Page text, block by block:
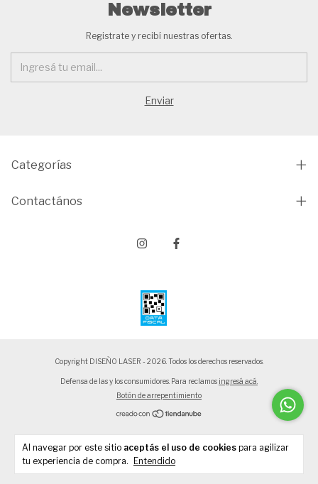
Al navegar por este sitio aceptás el uso de cookies para agilizar
tu experiencia de compra.
Entendido
Newsletter
Registrate y recibí nuestras ofertas.
Categorías
Contactános
Copyright DISEÑO LASER - 2026. Todos los derechos reservados.
Defensa de las y los consumidores. Para reclamos ingresá acá.
Botón de arrepentimiento